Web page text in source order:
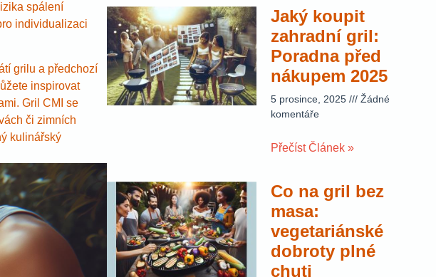
spálení
individualizaci
grilu a předchozí
inspirovat
Gril CMI se
či zimních
kulinářský
Jaký koupit
zahradní gril:
Poradna před
nákupem 2025
5 prosince, 2025
Žádné
komentáře
Přečíst Článek »
Co na gril bez
masa:
vegetariánské
dobroty plné
chuti